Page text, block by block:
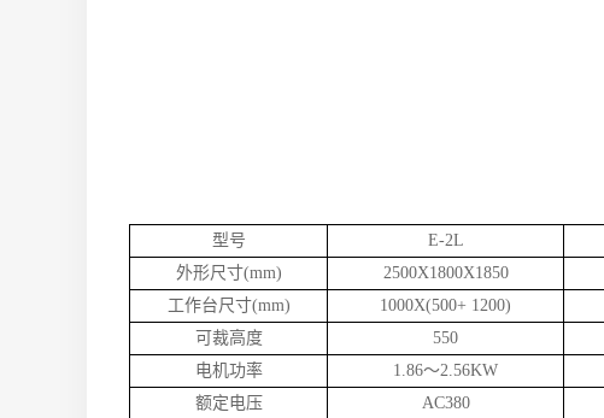
型号 E-2L
外形尺寸(mm)
2500X1800X1850
工作台尺寸(mm)
1000X(500+ 1200)
可裁高度
550
电机功率
1.86～2.56KW
额定电压
AC380